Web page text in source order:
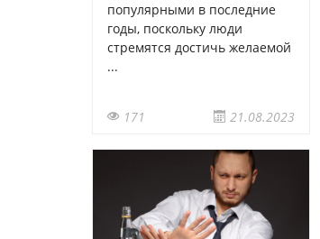
популярными в последние
годы, поскольку люди
стремятся достичь желаемой
...
171 21.08.2023